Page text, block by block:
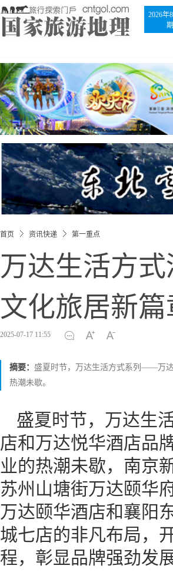
2026年
首页 资讯快递 第一重点
万达生活方
文化旅居新篇
2025-07-17 11:55
摘要： 盛夏时节，万达生活方式系列——万
热潮未歇。
盛夏时节，万达生
店和万达悦华酒店品
业的热潮未歇，南京
苏州山塘街万达颐华
万达颐华酒店和襄阳
城七店的非凡布局，
程，彰显品牌强劲发